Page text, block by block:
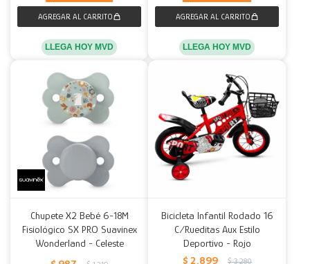
LLEGA HOY MVD LLEGA HOY MVD
Chupete X2 Bebé 6-18M
Fisiológico SX PRO Suavinex
Wonderland - Celeste
Bicicleta Infantil Rodado 16
C/Rueditas Aux Estilo
Deportivo - Rojo
$ 2.899 $ 3.280